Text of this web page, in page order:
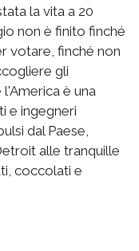
la vita a 20
non è finito finché
votare, finché non
gli
è una
e ingegneri
dal Paese,
alle tranquille
coccolati e